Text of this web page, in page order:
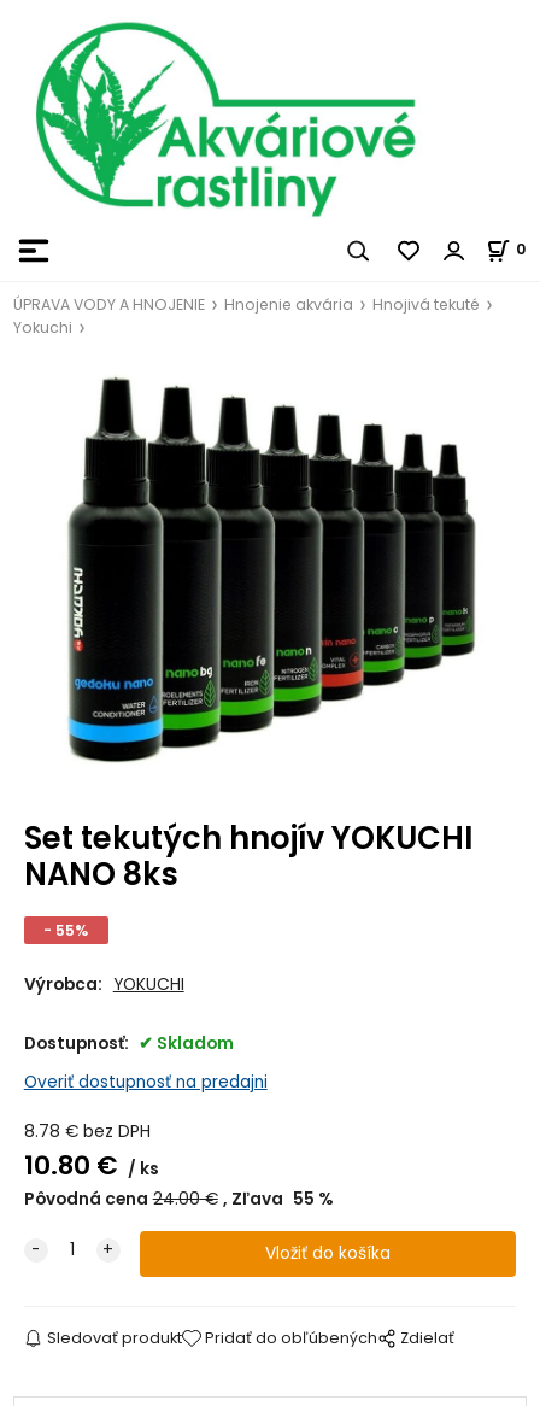
0
ÚPRAVA VODY A HNOJENIE Hnojenie akvária
Hnojivá tekuté
Yokuchi
Set tekutých hnojív YOKUCHI
NANO 8ks
- 55%
Výrobca: YOKUCHI
Dostupnosť:
Skladom
Overiť dostupnosť na predajni
8.78 € bez DPH
10.80 €
ks
Pôvodná cena 24.00€ Zľava 55 %
Sledovať produkt Pridať do obľúbených Zdielať